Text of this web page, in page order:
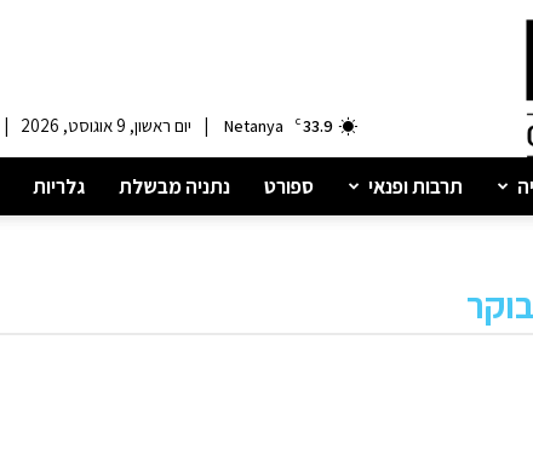
33.9
C
Netanya
| יום ראשון, 9 אוגוסט, 2026 |
תרבות ופנאי ספורט נתניה מבשלת גלריות